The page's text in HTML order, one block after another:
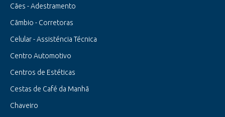
Cães - Adestramento
Cãmbio - Corretoras
Celular - Assisténcia Técnica
Centro Automotivo
Centros de Estéticas
Cestas de Café da Manhã
Chaveiro